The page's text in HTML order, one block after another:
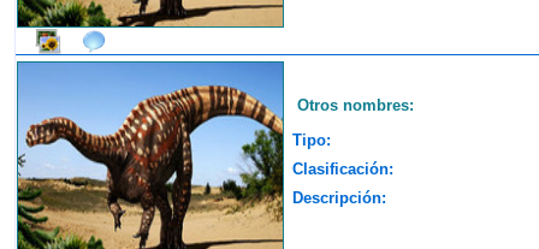
Otros nombres:
Tipo:
Clasificación:
Descripción: